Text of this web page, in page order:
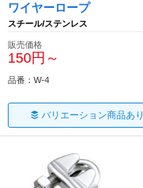
ワイヤーロープ
スチール/ステンレス
販売価格
150円～
品番：W-4
バリエーション商品あり